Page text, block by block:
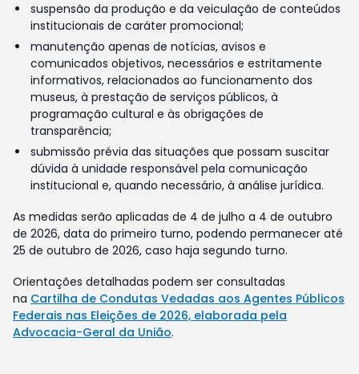
suspensão da produção e da veiculação de conteúdos
institucionais de caráter promocional;
manutenção apenas de notícias, avisos e
comunicados objetivos, necessários e estritamente
informativos, relacionados ao funcionamento dos
museus, à prestação de serviços públicos, à
programação cultural e às obrigações de
transparência;
submissão prévia das situações que possam suscitar
dúvida à unidade responsável pela comunicação
institucional e, quando necessário, à análise jurídica.
As medidas serão aplicadas de 4 de julho a 4 de outubro
de 2026, data do primeiro turno, podendo permanecer até
25 de outubro de 2026, caso haja segundo turno.
Orientações detalhadas podem ser consultadas
na Cartilha de Condutas Vedadas aos Agentes Públicos
Federais nas Eleições de 2026, elaborada pela
Advocacia-Geral da União.